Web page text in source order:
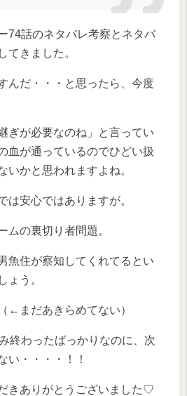
74話のネタバレ考察とネタバ
てきました。
んだ・・・と思ったら、今度
ぎが必要なのね」と言ってい
血が通っているのでひどい扱
いかと思われますよね。
は安心ではありますが。
ムの裏切り者問題。
魚住が察知してくれてるとい
ょう。
←まだあきらめてない）
終わったばっかりなのに、次
い・・・・！！
きありがとうございました♡